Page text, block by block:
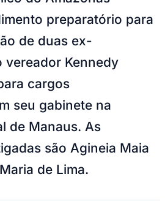
preparatório para
de duas ex-
vereador Kennedy
cargos
seu gabinete na
de Manaus. As
são Agineia Maia
de Lima.